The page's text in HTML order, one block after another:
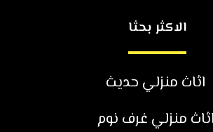
الاكثر بحثا
اثاث منزلي حديث
اثاث منزلي غرف نوم